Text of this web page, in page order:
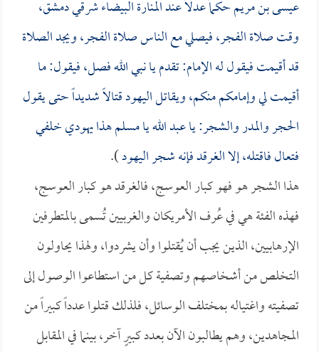
عيسى بن مريم حكماً عدلاً عند المنارة البيضاء شرقي دمشق،
وقت صلاة الفجر، فيصلي مع الناس صلاة الفجر، ويجد الصلاة
قد أقيمت فيقول له الإمام: تقدم يا نبي الله فصل، فيقول: ما
أقيمت لي وإمامكم منكم، ويقاتل اليهود قتالاً شديداً حتى يقول
الحجر والمدر والشجر: يا عبد الله يا مسلم هذا يهودي خلفي
فتعال فاقتله، إلا الغرقد فإنه شجر اليهود).
هذا الشجر هو فهو كبار العوسج، فالغرقد هو كبار العوسج،
فهذه الفئة هي في عُرف الأمريكان والغربيين تُسمى بالمتطرفين
الإرهابيين، الذين يجب أن يُقتلوا وأن يشردوا، ولهذا يحاولون
التخلص من أشخاصهم وتصفية كل من استطاعوا الوصول إلى
تصفيته واغتياله بمختلف الوسائل، فلذلك قتلوا عدداً كبيراً من
المجاهدين، وهم يطالبون الآن بعدد كبيرٍ آخر، بينما في المقابل